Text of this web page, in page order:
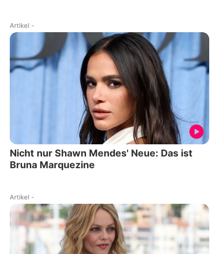
Artikel -
Nicht nur Shawn Mendes' Neue: Das ist
Bruna Marquezine
Artikel -